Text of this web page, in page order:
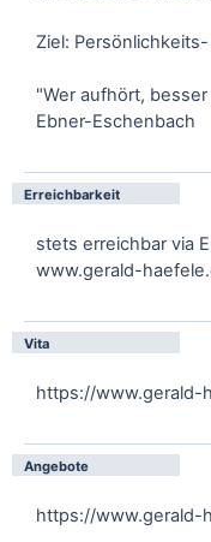
Ziel:
"Wer aufhört,
Ebner-Eschenbach
Erreichbarkeit
stets erreichbar via
www.gerald-
Vita
https://www.gerald-
Angebote
https://www.gerald-